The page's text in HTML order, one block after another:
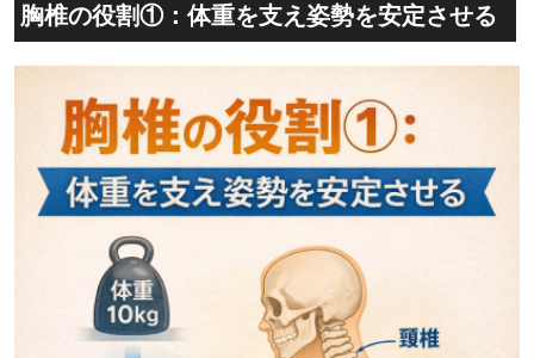
胸椎の役割①：体重を支え姿勢を安定させる